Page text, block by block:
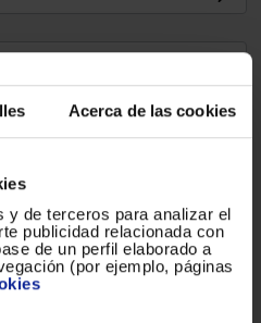
Acerca de las cookies
y de terceros para analizar el
publicidad relacionada con
de un perfil elaborado a
(por ejemplo, páginas
HIIS63206M
3, 7200W, 580mm, Negro
(9)
223 €